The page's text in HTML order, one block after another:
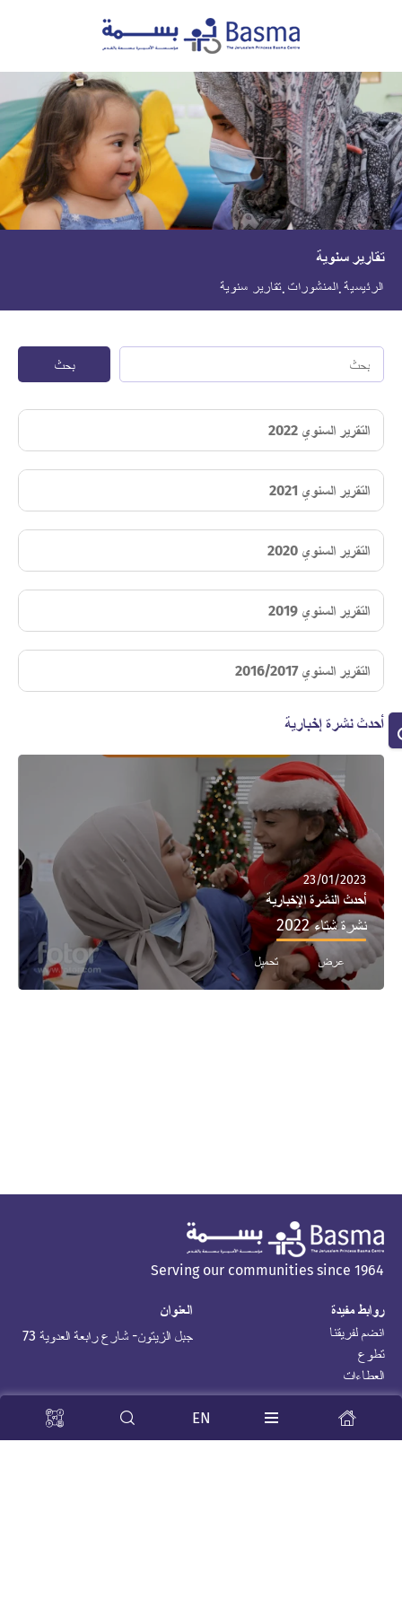
تقارير سنوية
الرئيسية المنشورات تقارير سنوية
بحث
التقرير السنوي 2022
التقرير السنوي 2021
التقرير السنوي 2020
التقرير السنوي 2019
التقرير السنوي 2016/2017
أحدث نشرة إخبارية
23/01/2023
أحدث النشرة الإخبارية
نشرة شتاء 2022
عرض تحميل
Serving our communities since 1964
روابط مفيدة
انضم لفريقنا
تطوع
العطاءات
العنوان
جبل الزيتون- شارع رابعة العدوية 73
Stay Tuned
EN